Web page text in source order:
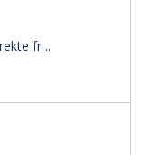
fr ..